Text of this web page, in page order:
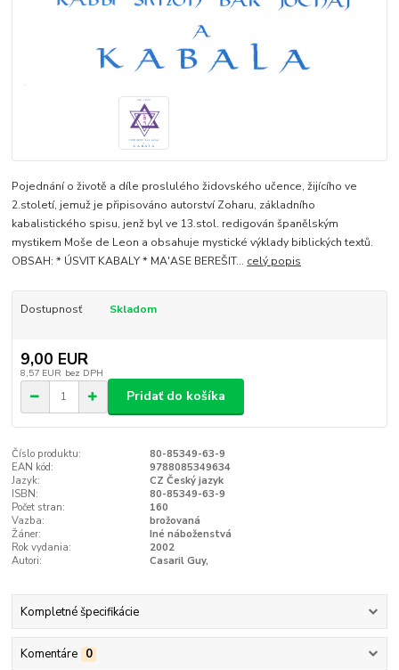
Pojednání o životě a díle proslulého židovského učence, žijícího ve
2.století, jemuž je připisováno autorství Zoharu, základního
kabalistického spisu, jenž byl ve 13.stol. redigován španělským
mystikem Moše de Leon a obsahuje mystické výklady biblických textů.
OBSAH: * ÚSVIT KABALY * MA'ASE BEREŠIT... celý popis
Dostupnosť Skladom
9,00 EUR
8,57 EUR bez DPH
Pridať do košíka
Číslo produktu:
80-85349-63-9
EAN kód:
9788085349634
Jazyk:
CZ Český jazyk
ISBN:
80-85349-63-9
Počet stran:
160
Vazba:
brožovaná
Žáner:
Iné náboženstvá
Rok vydania:
2002
Autori:
Casaril Guy,
Kompletné špecifikácie
Komentáre 0